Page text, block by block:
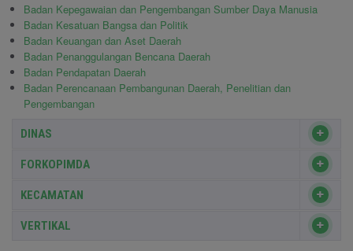
Badan Kepegawaian dan Pengembangan Sumber Daya Manusia
Badan Kesatuan Bangsa dan Politik
Badan Keuangan dan Aset Daerah
Badan Penanggulangan Bencana Daerah
Badan Pendapatan Daerah
Badan Perencanaan Pembangunan Daerah, Penelitian dan
Pengembangan
DINAS
FORKOPIMDA
KECAMATAN
VERTIKAL